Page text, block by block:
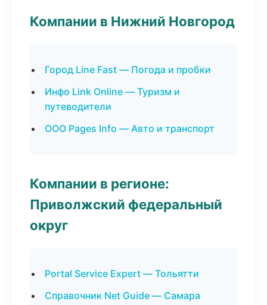
Компании в Нижний Новгород
Город Line Fast — Погода и пробки
Инфо Link Online — Туризм и
путеводители
ООО Pages Info — Авто и транспорт
Компании в регионе:
Приволжский федеральный
округ
Portal Service Expert — Тольятти
Справочник Net Guide — Самара